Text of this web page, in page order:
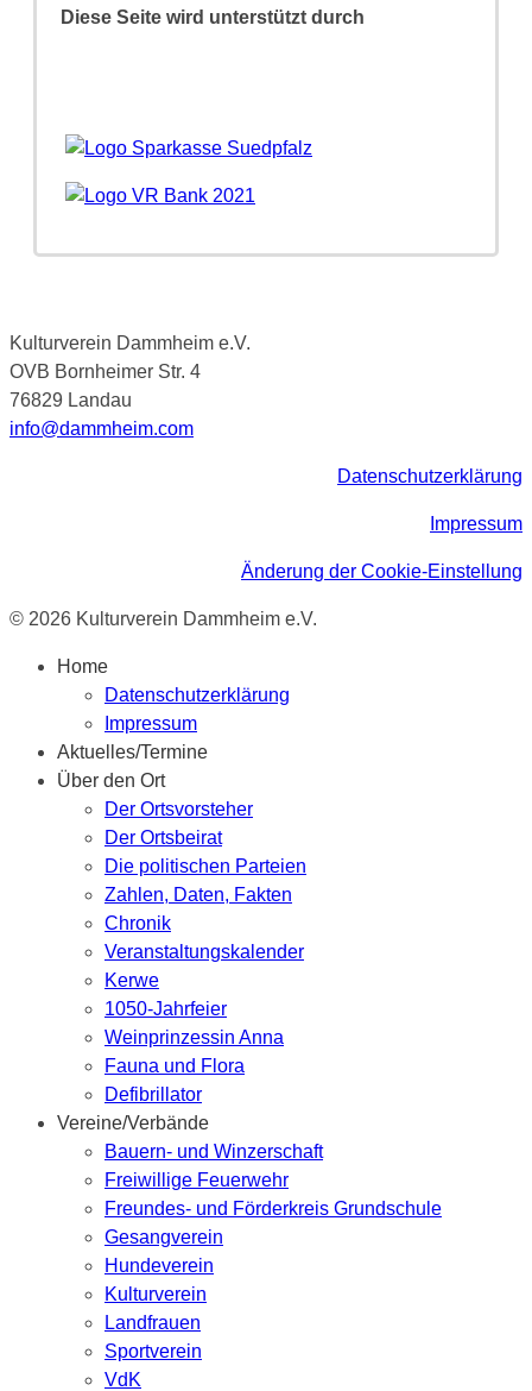
Diese Seite wird unterstützt durch
Kulturverein Dammheim e.V.
OVB Bornheimer Str. 4
76829 Landau
info@dammheim.com
Datenschutzerklärung
Impressum
Änderung der Cookie-Einstellung
© 2026 Kulturverein Dammheim e.V.
Home
Datenschutzerklärung
Impressum
Aktuelles/Termine
Über den Ort
Der Ortsvorsteher
Der Ortsbeirat
Die politischen Parteien
Zahlen, Daten, Fakten
Chronik
Veranstaltungskalender
Kerwe
1050-Jahrfeier
Weinprinzessin Anna
Fauna und Flora
Defibrillator
Vereine/Verbände
Bauern- und Winzerschaft
Freiwillige Feuerwehr
Freundes- und Förderkreis Grundschule
Gesangverein
Hundeverein
Kulturverein
Landfrauen
Sportverein
VdK